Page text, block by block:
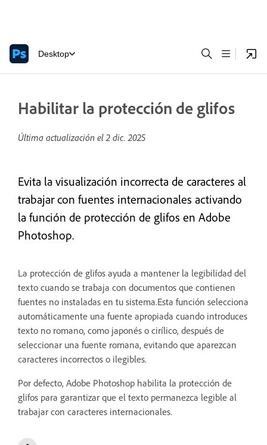
Desktop
Habilitar la protección de glifos
Última actualización el2 dic. 2025
Evita la visualización incorrecta de caracteres al
trabajar con fuentes internacionales activando
la función de protección de glifos en Adobe
Photoshop.
La protección de glifos ayuda a mantener la legibilidad del
texto cuando se trabaja con documentos que contienen
fuentes no instaladas en tu sistema.Esta función selecciona
automáticamente una fuente apropiada cuando introduces
texto no romano, como japonés o cirílico, después de
seleccionar una fuente romana, evitando que aparezcan
caracteres incorrectos o ilegibles.
Por defecto, Adobe Photoshop habilita la protección de
glifos para garantizar que el texto permanezca legible al
trabajar con caracteres internacionales.